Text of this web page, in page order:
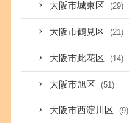
大阪市城東区 (29)
大阪市鶴見区 (21)
大阪市此花区 (14)
大阪市旭区 (51)
大阪市西淀川区 (9)